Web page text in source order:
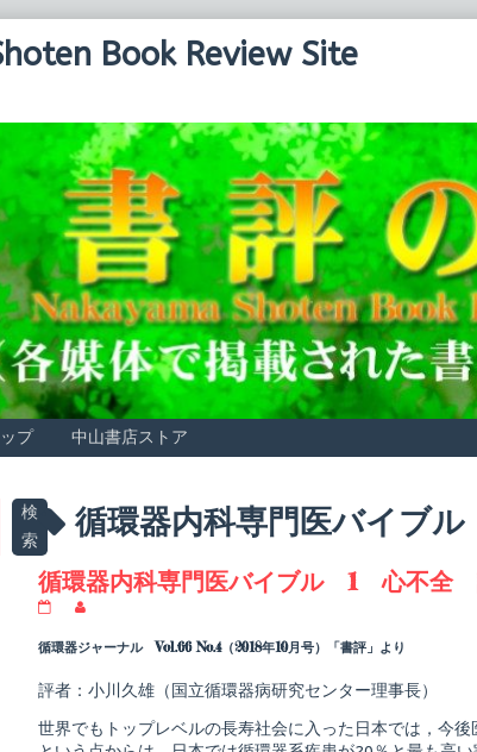
Book Review Site
プ 中山書店ストア
Posts
tagged
循環器内科専門医バイブル
循環器内科専門医バイブル 1 心不全
器
内
専
医
posts
by
author
循
循環器ジャーナル Vol.66 No.4（2018年10月号）「書評」より
評者：小川久雄（国立循環器病研究センター理事長）
世界でもトップレベルの長寿社会に入った日本では，今
検
索